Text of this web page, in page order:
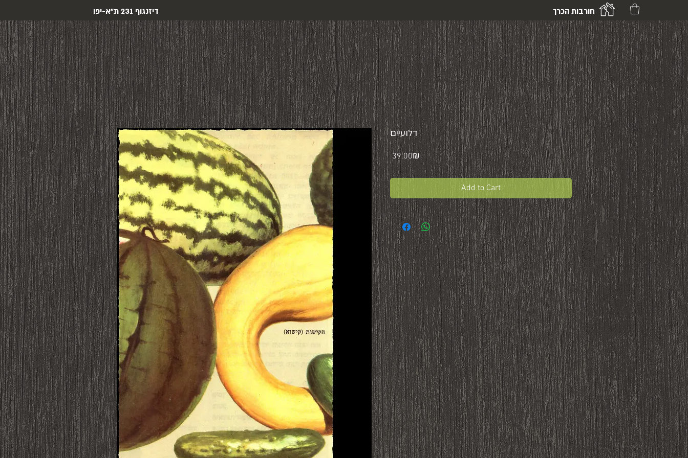
דיזנגוף 231 ת"א-יפו חורבות הכרך
דלועיים
‏39.00 ‏₪Price
Add to Cart